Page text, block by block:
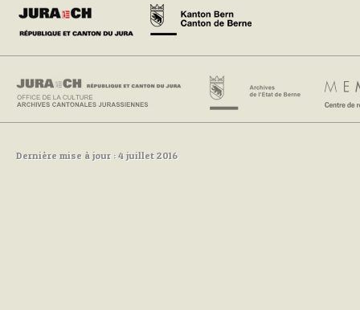
Dernière mise à jour : 4 juillet 2016